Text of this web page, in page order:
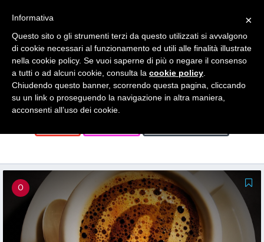
News
FORMAZIONE GENERALE GIOVANI
0
00
×
Informativa
Questo sito o gli strumenti terzi da questo utilizzati si avvalgono
di cookie necessari al funzionamento ed utili alle finalità illustrate
nella cookie policy. Se vuoi saperne di più o negare il consenso
a tutti o ad alcuni cookie, consulta la cookie policy
Chiudendo questo banner, scorrendo questa pagina, cliccando
su un link o proseguendo la navigazione in altra maniera,
acconsenti all’uso dei cookie.